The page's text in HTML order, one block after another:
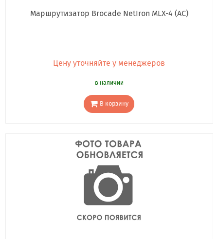
Маршрутизатор Brocade NetIron MLX-4 (AC)
Цену уточняйте у менеджеров
в наличии
В корзину